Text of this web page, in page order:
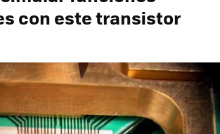
con este transistor